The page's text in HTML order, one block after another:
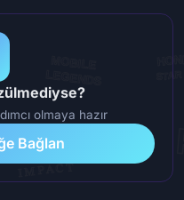
olmaya hazır
Bağlan